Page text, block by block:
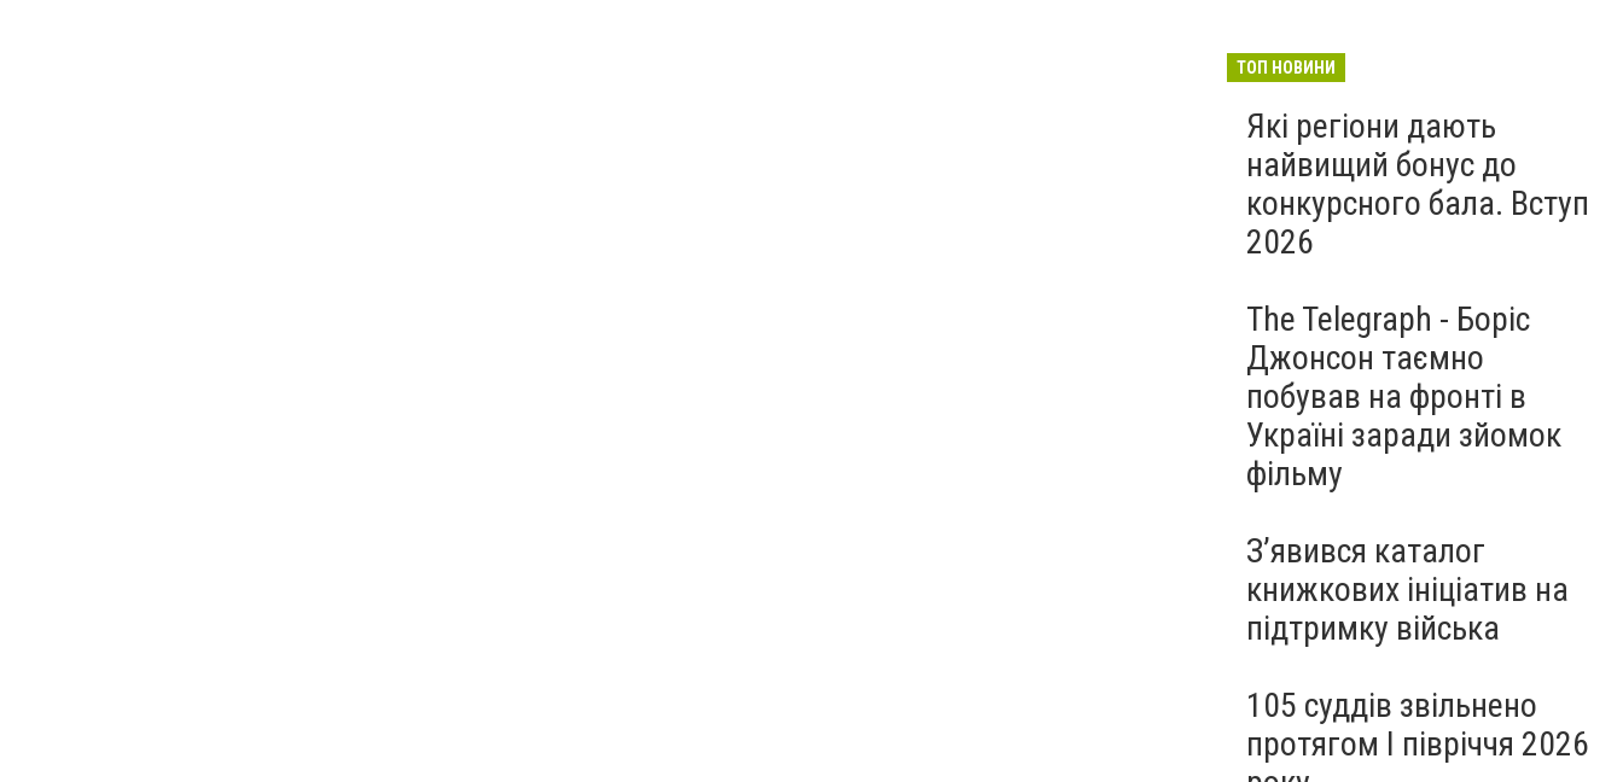
ТОП НОВИНИ
Які регіони дають
найвищий бонус до
конкурсного бала. Вступ
2026
The Telegraph - Боріс
Джонсон таємно
побував на фронті в
Україні заради зйомок
фільму
З’явився каталог
книжкових ініціатив на
підтримку війська
105 суддів звільнено
протягом I півріччя 2026